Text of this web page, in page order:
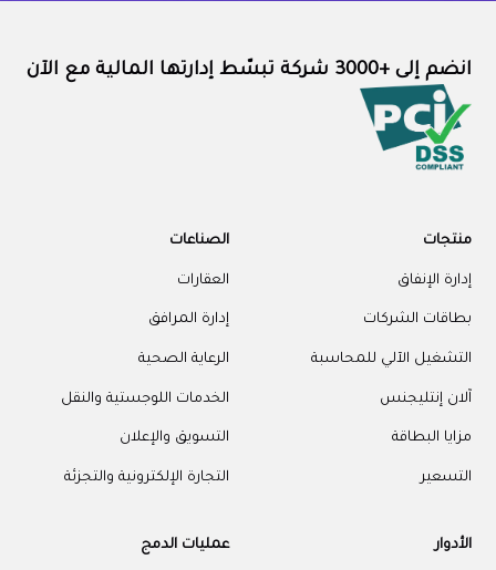
انضم إلى +3000 شركة تبسّط إدارتها المالية مع الآن
منتجات
إدارة الإنفاق
بطاقات الشركات
التشغيل الآلي للمحاسبة
آلان إنتليجنس
مزايا البطاقة
التسعير
الصناعات
العقارات
إدارة المرافق
الرعاية الصحية
الخدمات اللوجستية والنقل
التسويق والإعلان
التجارة الإلكترونية والتجزئة
الأدوار عمليات الدمج